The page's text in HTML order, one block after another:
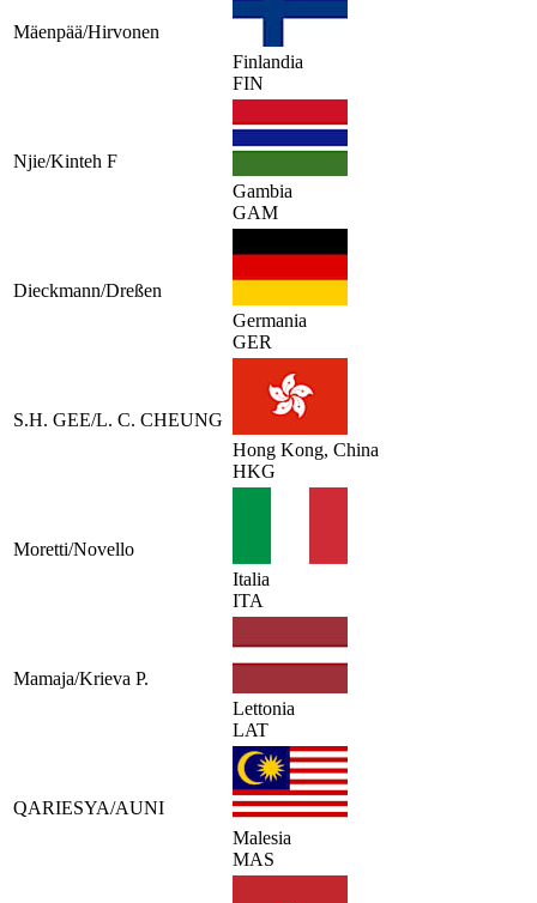
Mäenpää/Hirvonen
Finlandia
FIN
Njie/Kinteh F
Gambia
GAM
Dieckmann/Dreßen
Germania
GER
S.H. GEE/L. C. CHEUNG
Hong Kong, China
HKG
Moretti/Novello
Italia
ITA
Mamaja/Krieva P.
Lettonia
LAT
QARIESYA/AUNI
Malesia
MAS